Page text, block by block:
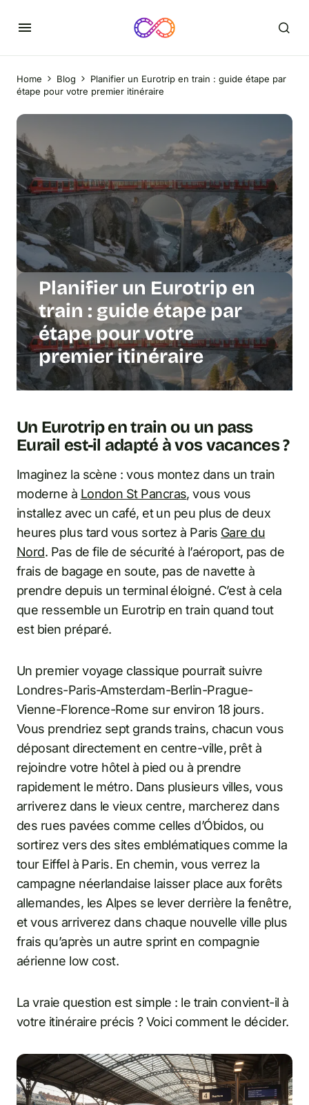
Home Blog
Planifier un Eurotrip en train : guide étape par
étape pour votre premier itinéraire
Planifier un Eurotrip en
train : guide étape par
étape pour votre
premier itinéraire
Un Eurotrip en train ou un pass
Eurail est-il adapté à vos vacances ?
Imaginez la scène : vous montez dans un train
moderne à London St Pancras, vous vous
installez avec un café, et un peu plus de deux
heures plus tard vous sortez à Paris Gare du
Nord. Pas de file de sécurité à l’aéroport, pas de
frais de bagage en soute, pas de navette à
prendre depuis un terminal éloigné. C’est à cela
que ressemble un Eurotrip en train quand tout
est bien préparé.
Un premier voyage classique pourrait suivre
Londres-Paris-Amsterdam-Berlin-Prague-
Vienne-Florence-Rome sur environ 18 jours.
Vous prendriez sept grands trains, chacun vous
déposant directement en centre-ville, prêt à
rejoindre votre hôtel à pied ou à prendre
rapidement le métro. Dans plusieurs villes, vous
arriverez dans le vieux centre, marcherez dans
des rues pavées comme celles d’Óbidos, ou
sortirez vers des sites emblématiques comme la
tour Eiffel à Paris. En chemin, vous verrez la
campagne néerlandaise laisser place aux forêts
allemandes, les Alpes se lever derrière la fenêtre,
et vous arriverez dans chaque nouvelle ville plus
frais qu’après un autre sprint en compagnie
aérienne low cost.
La vraie question est simple : le train convient-il à
votre itinéraire précis ? Voici comment le décider.